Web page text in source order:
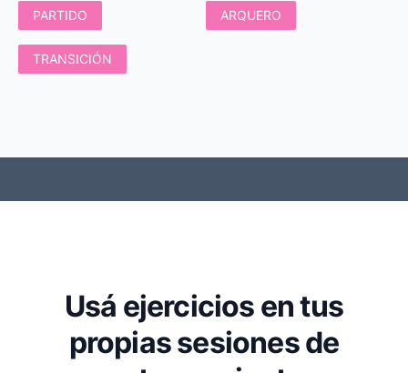
PARTIDO ARQUERO
TRANSICIÓN
Usá ejercicios en tus
propias sesiones de